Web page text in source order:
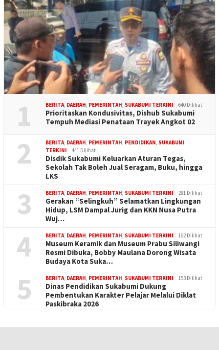
1 BERITA, DAERAH, PEMERINTAH, SUKABUMI TERKINI 640 Dilihat
Prioritaskan Kondusivitas, Dishub Sukabumi
Tempuh Mediasi Penataan Trayek Angkot 02
2 BERITA, DAERAH, PEMERINTAH, PENDIDIKAN, SUKABUMI
TERKINI
441 Dilihat
Disdik Sukabumi Keluarkan Aturan Tegas,
Sekolah Tak Boleh Jual Seragam, Buku, hingga
LKS
3 BERITA, DAERAH, PEMERINTAH, SUKABUMI TERKINI 281 Dilihat
Gerakan “Selingkuh” Selamatkan Lingkungan
Hidup, LSM Dampal Jurig dan KKN Nusa Putra
Wuj…
4 BERITA, DAERAH, PEMERINTAH, SUKABUMI TERKINI 162 Dilihat
Museum Keramik dan Museum Prabu Siliwangi
Resmi Dibuka, Bobby Maulana Dorong Wisata
Budaya Kota Suka…
5 BERITA, DAERAH, PEMERINTAH, SUKABUMI TERKINI 153 Dilihat
Dinas Pendidikan Sukabumi Dukung
Pembentukan Karakter Pelajar Melalui Diklat
Paskibraka 2026